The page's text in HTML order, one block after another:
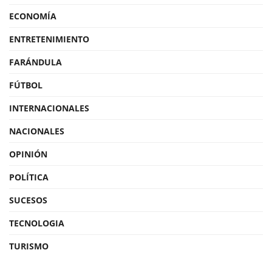
ECONOMÍA
ENTRETENIMIENTO
FARÁNDULA
FÚTBOL
INTERNACIONALES
NACIONALES
OPINIÓN
POLÍTICA
SUCESOS
TECNOLOGIA
TURISMO